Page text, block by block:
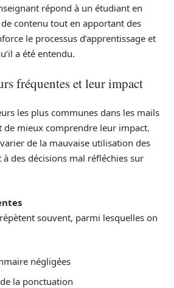
répond à un étudiant en
contenu tout en apportant des
le processus d’apprentissage et
a été entendu.
fréquentes et leur impact
les plus communes dans les mails
de mieux comprendre leur impact.
de la mauvaise utilisation des
à des décisions mal réfléchies sur
souvent, parmi lesquelles on
négligées
la ponctuation